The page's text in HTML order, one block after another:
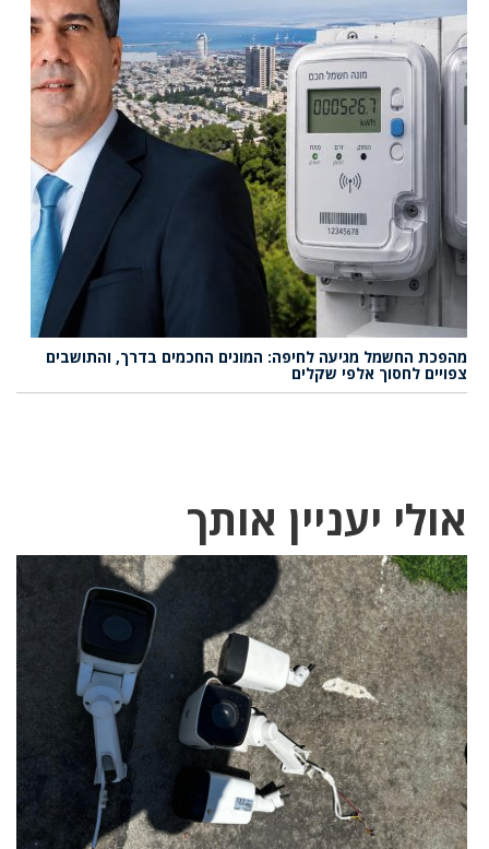
מהפכת החשמל מגיעה לחיפה: המונים החכמים בדרך, והתושבים
צפויים לחסוך אלפי שקלים
אולי יעניין אותך